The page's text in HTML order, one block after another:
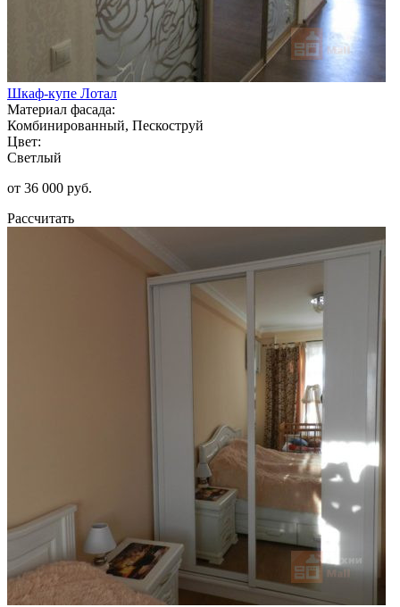
Шкаф-купе Лотал
Материал фасада:
Комбинированный, Пескоструй
Цвет:
Светлый
от 36 000 руб.
Рассчитать